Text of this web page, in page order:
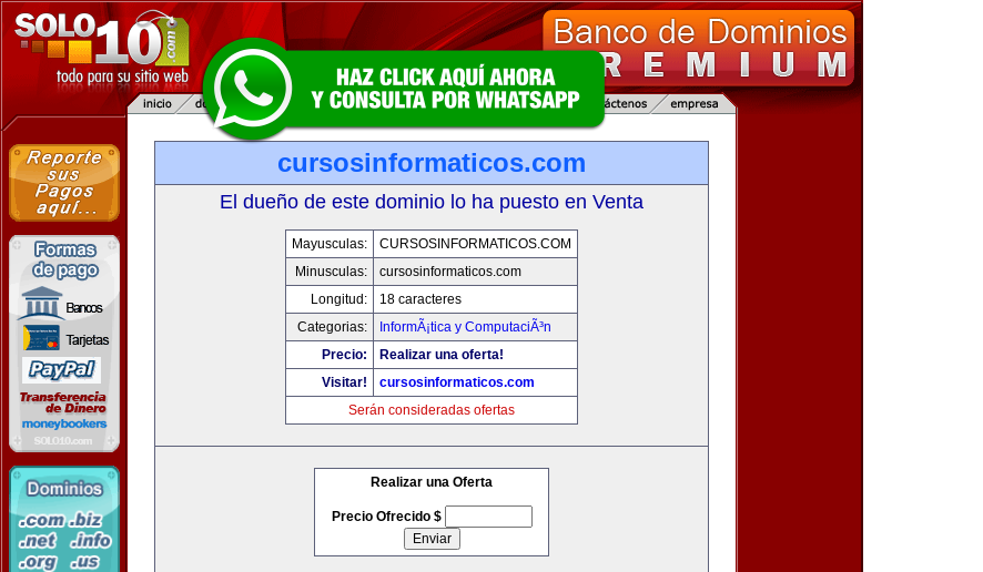
cursosinformaticos.com
El dueño de este dominio lo ha puesto en Venta
Mayusculas:
CURSOSINFORMATICOS.COM
Minusculas:
cursosinformaticos.com
Longitud:
18 caracteres
Categorias:
InformÃ¡tica y ComputaciÃ³n
Precio:
Realizar una oferta!
Visitar!
cursosinformaticos.com
Serán consideradas ofertas
Realizar una Oferta
Precio Ofrecido $